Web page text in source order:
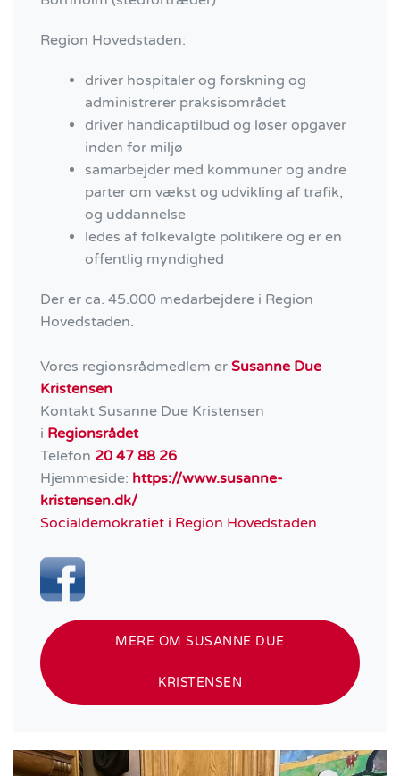
Region Hovedstaden:
driver hospitaler og forskning og
administrerer praksisområdet
driver handicaptilbud og løser opgaver
inden for miljø
samarbejder med kommuner og andre
parter om vækst og udvikling af trafik,
og uddannelse
ledes af folkevalgte politikere og er en
offentlig myndighed
Der er ca. 45.000 medarbejdere i Region
Hovedstaden.
Vores regionsrådmedlem er Susanne Due
Kristensen
Kontakt Susanne Due Kristensen
i Regionsrådet
Telefon 20 47 88 26
Hjemmeside: https://www.susanne-
kristensen.dk/
Socialdemokratiet i Region Hovedstaden
MERE OM SUSANNE DUE
KRISTENSEN